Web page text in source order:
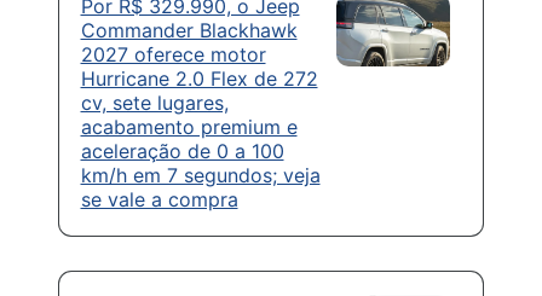
Por R$ 329.990, o Jeep
Commander Blackhawk
2027 oferece motor
Hurricane 2.0 Flex de 272
cv, sete lugares,
acabamento premium e
aceleração de 0 a 100
km/h em 7 segundos; veja
se vale a compra